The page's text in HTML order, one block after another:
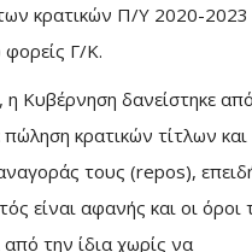
κρατικών Π/Υ 2020-2023
Γ/Κ.
η Κυβέρνηση δανείστηκε από
κρατικών τίτλων και
τους (repos),
είναι αφανής και οι όροι
από την ίδια χωρίς να